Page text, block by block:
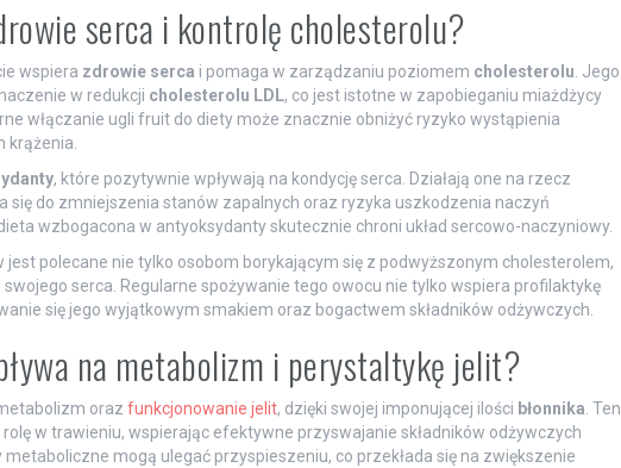
serca i kontrolę cholesterolu?
wspiera zdrowie serca i pomaga w zarządzaniu poziomem cholesterolu. Jego
w redukcji cholesterolu LDL, co jest istotne w zapobieganiu miażdżycy
włączanie ugli fruit do diety może znacznie obniżyć ryzyko wystąpienia
krążenia.
, które pozytywnie wpływają na kondycję serca. Działają one na rzecz
się do zmniejszenia stanów zapalnych oraz ryzyka uszkodzenia naczyń
wzbogacona w antyoksydanty skutecznie chroni układ sercowo-naczyniowy.
jest polecane nie tylko osobom borykającym się z podwyższonym cholesterolem,
serca. Regularne spożywanie tego owocu nie tylko wspiera profilaktykę
się jego wyjątkowym smakiem oraz bogactwem składników odżywczych.
na metabolizm i perystaltykę jelit?
oraz funkcjonowanie jelit, dzięki swojej imponującej ilości błonnika. Ten
w trawieniu, wspierając efektywne przyswajanie składników odżywczych
mogą ulegać przyspieszeniu, co przekłada się na zwiększenie